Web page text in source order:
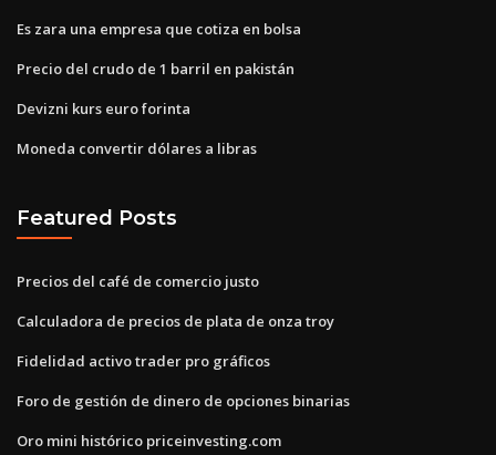
Es zara una empresa que cotiza en bolsa
Precio del crudo de 1 barril en pakistán
Devizni kurs euro forinta
Moneda convertir dólares a libras
Featured Posts
Precios del café de comercio justo
Calculadora de precios de plata de onza troy
Fidelidad activo trader pro gráficos
Foro de gestión de dinero de opciones binarias
Oro mini histórico priceinvesting.com